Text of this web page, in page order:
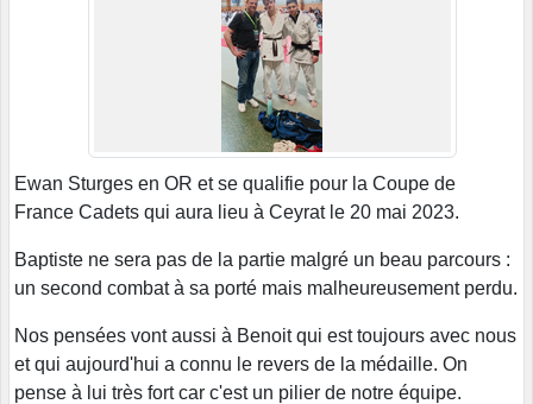
Ewan Sturges en OR et se qualifie pour la Coupe de
France Cadets qui aura lieu à Ceyrat le 20 mai 2023.
Baptiste ne sera pas de la partie malgré un beau parcours :
un second combat à sa porté mais malheureusement perdu.
Nos pensées vont aussi à Benoit qui est toujours avec nous
et qui aujourd'hui a connu le revers de la médaille. On
pense à lui très fort car c'est un pilier de notre équipe.